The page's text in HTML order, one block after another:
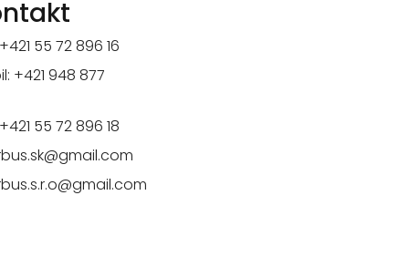
+421 55 72 896 16
+421 948 877
55 72 896 18